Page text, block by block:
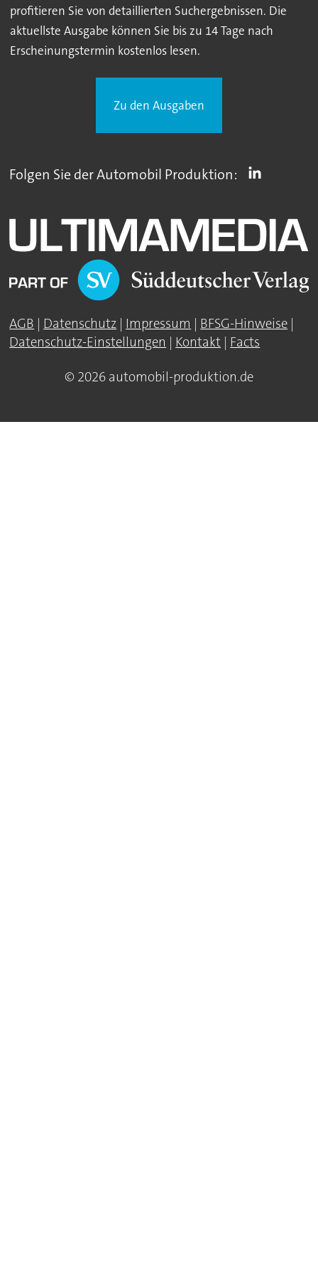
profitieren Sie von detaillierten Suchergebnissen. Die
aktuellste Ausgabe können Sie bis zu 14 Tage nach
Erscheinungstermin kostenlos lesen.
Zu den Ausgaben
Folgen Sie der Automobil Produktion:
AGB | Datenschutz | Impressum | BFSG-Hinweise |
Datenschutz-Einstellungen | Kontakt | Facts
© 2026 automobil-produktion.de